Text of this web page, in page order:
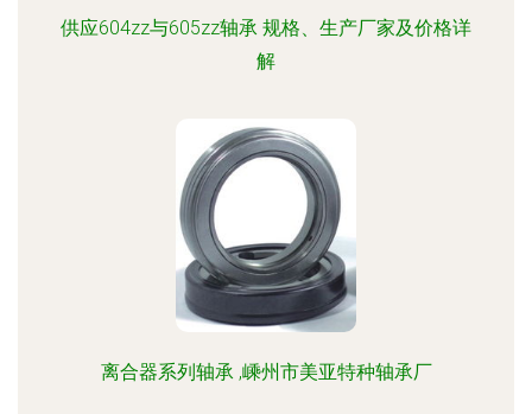
供应604zz与605zz轴承 规格、生产厂家及价格详
解
离合器系列轴承 ,嵊州市美亚特种轴承厂